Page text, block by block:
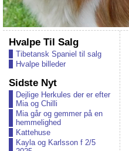
Hvalpe Til Salg
Tibetansk Spaniel til salg
Hvalpe billeder
Sidste Nyt
Dejlige Herkules der er efter
Mia og Chilli
Mia går og gemmer på en
hemmelighed
Kattehuse
Kayla og Karlsson f 2/5